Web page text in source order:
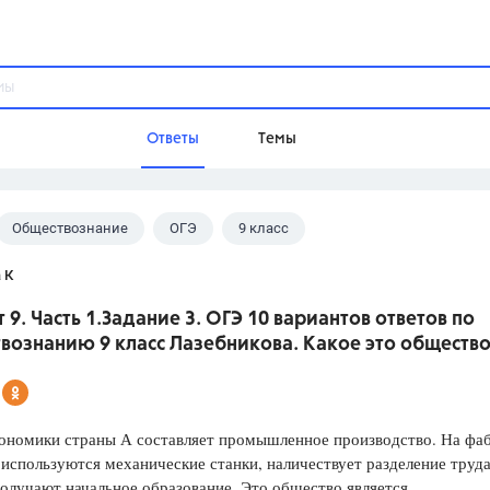
Ответы Темы
Домашнее задание
Школа
Разумовская М.М., Габриелян
Обществознание ОГЭ 9 класс
А.Ю.
К
9. Часть 1.Задание 3. ОГЭ 10 вариантов ответов по
9 класс Лазебникова. Какое это
страны А составляет промышленное производство. На
механические станки, наличествует разделение